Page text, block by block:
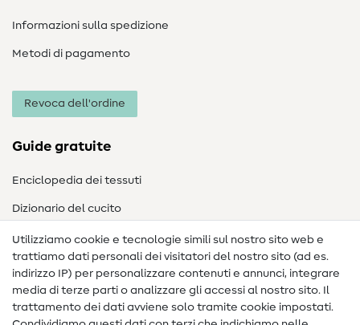
Informazioni sulla spedizione
Metodi di pagamento
Revoca dell'ordine
Guide gratuite
Enciclopedia dei tessuti
Dizionario del cucito
Nähanleitungen
Assistenza e contatto
Contatto
Utilizziamo cookie e tecnologie simili sul nostro sito web e
trattiamo dati personali dei visitatori del nostro sito (ad es.
indirizzo IP) per personalizzare contenuti e annunci, integrare
media di terze parti o analizzare gli accessi al nostro sito. Il
trattamento dei dati avviene solo tramite cookie impostati.